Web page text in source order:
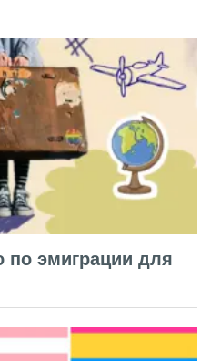
по эмиграции для